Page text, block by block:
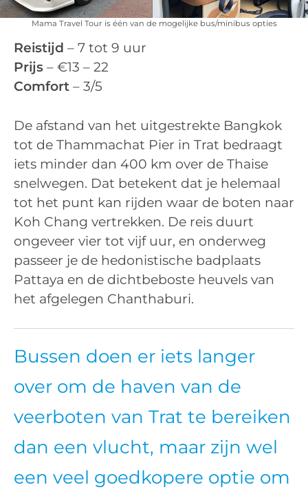
Mama Travel Tour is één van de mogelijke bus/minibus opties
Reistijd – 7 tot 9 uur
Prijs – €13 – 22
Comfort – 3/5
De afstand van het uitgestrekte Bangkok
tot de Thammachat Pier in Trat bedraagt
iets minder dan 400 km over de Thaise
snelwegen. Dat betekent dat je helemaal
tot het punt kan rijden waar de boten naar
Koh Chang vertrekken. De reis duurt
ongeveer vier tot vijf uur, en onderweg
passeer je de hedonistische badplaats
Pattaya en de dichtbeboste heuvels van
het afgelegen Chanthaburi.
Bussen doen er iets langer
over om de haven van de
veerboten van Trat te bereiken
dan een vlucht, maar zijn wel
een veel goedkopere optie om